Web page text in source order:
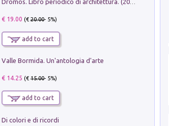
Dromos. Libro periodico di architettura. (2026). Vol. 15: Post-model
€ 19.00 (€20.00- 5%)
add to cart
Valle Bormida. Un'antologia d'arte
€ 14.25 (€15.00- 5%)
add to cart
Di colori e di ricordi